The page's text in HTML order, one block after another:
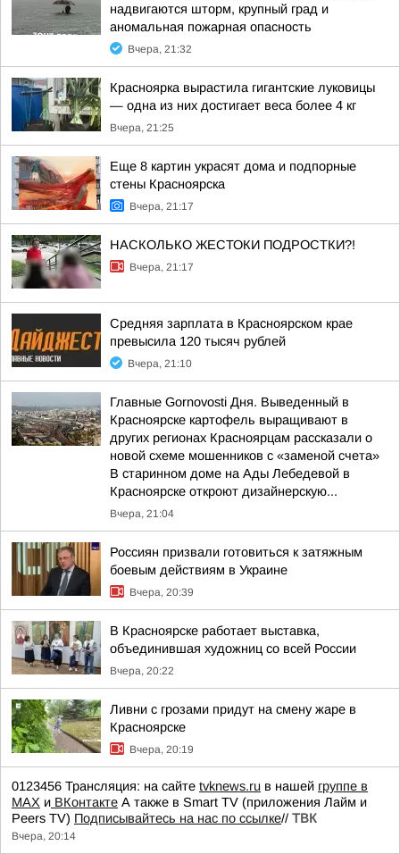
надвигаются шторм, крупный град и
аномальная пожарная опасность
Вчера, 21:32
Красноярка вырастила гигантские луковицы
— одна из них достигает веса более 4 кг
Вчера, 21:25
Еще 8 картин украсят дома и подпорные
стены Красноярска
Вчера, 21:17
НАСКОЛЬКО ЖЕСТОКИ ПОДРОСТКИ?!
Вчера, 21:17
Средняя зарплата в Красноярском крае
превысила 120 тысяч рублей
Вчера, 21:10
Главные Gornovosti Дня. Выведенный в
Красноярске картофель выращивают в
других регионах Красноярцам рассказали о
новой схеме мошенников с «заменой счета»
В старинном доме на Ады Лебедевой в
Красноярске откроют дизайнерскую...
Вчера, 21:04
Россиян призвали готовиться к затяжным
боевым действиям в Украине
Вчера, 20:39
В Красноярске работает выставка,
объединившая художниц со всей России
Вчера, 20:22
Ливни с грозами придут на смену жаре в
Красноярске
Вчера, 20:19
0123456 Трансляция: на сайте tvknews.ru в нашей группе в
МАХ и ВКонтакте А также в Smart TV (приложения Лайм и
Peers TV) Подписывайтесь на нас по ссылке// ТВК
Вчера, 20:14